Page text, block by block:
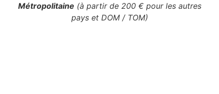
Métropolitaine (à partir de 200 € pour les autres
pays et DOM / TOM)